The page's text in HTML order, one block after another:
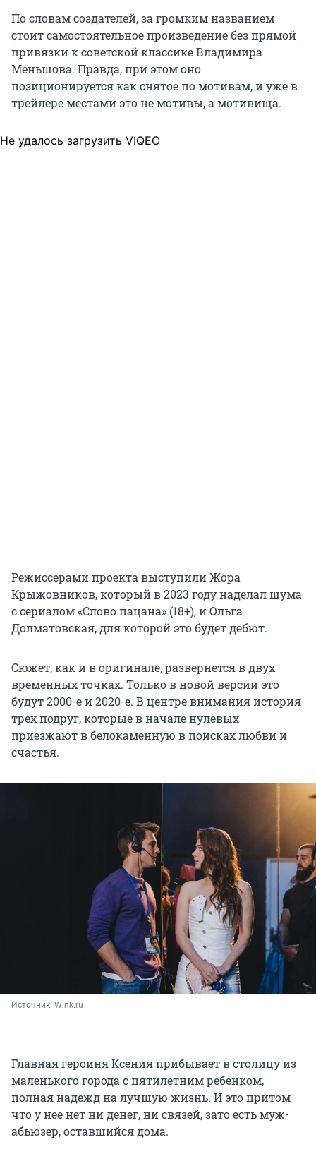
По словам создателей, за громким названием
стоит самостоятельное произведение без прямой
привязки к советской классике Владимира
Меньшова. Правда, при этом оно
позиционируется как снятое по мотивам, и уже в
трейлере местами это не мотивы, а мотивища.
Не удалось загрузить VIQEO
Режиссерами проекта выступили Жора
Крыжовников, который в 2023 году наделал шума
с сериалом «Слово пацана» (18+), и Ольга
Долматовская, для которой это будет дебют.
Сюжет, как и в оригинале, развернется в двух
временных точках. Только в новой версии это
будут 2000-е и 2020-е. В центре внимания история
трех подруг, которые в начале нулевых
приезжают в белокаменную в поисках любви и
счастья.
Источник: Wink.ru
Главная героиня Ксения прибывает в столицу из
маленького города с пятилетним ребенком,
полная надежд на лучшую жизнь. И это притом
что у нее нет ни денег, ни связей, зато есть муж-
абьюзер, оставшийся дома.